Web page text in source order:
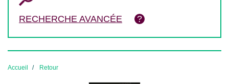
RECHERCHE AVANCÉE
Accueil Retour